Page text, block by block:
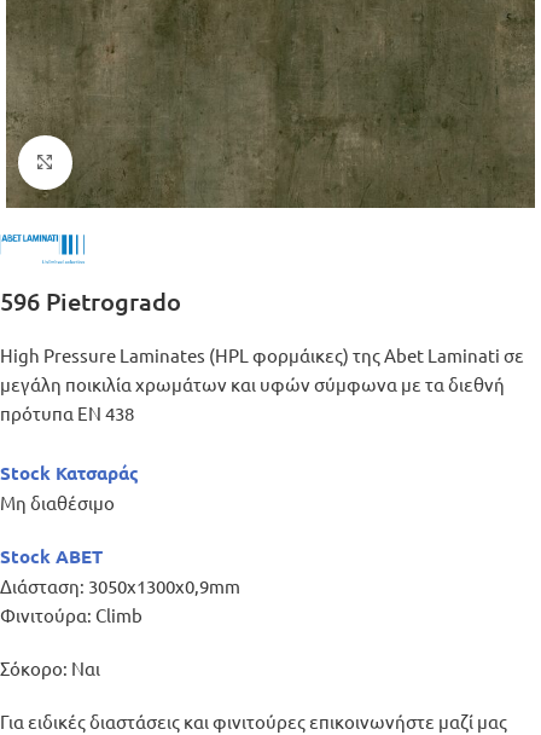
Μεγέθυνση
596 Pietrogrado
High Pressure Laminates (HPL φορμάικες) της Abet Laminati σε
μεγάλη ποικιλία χρωμάτων και υφών σύμφωνα με τα διεθνή
πρότυπα ΕΝ 438
Stock Κατσαράς
Μη διαθέσιμο
Stock ABET
Διάσταση: 3050x1300x0,9mm
Φινιτούρα: Climb
Σόκορο: Ναι
Για ειδικές διαστάσεις και φινιτούρες επικοινωνήστε μαζί μας